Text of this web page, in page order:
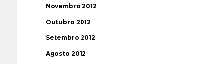
Novembro 2012
Outubro 2012
Setembro 2012
Agosto 2012